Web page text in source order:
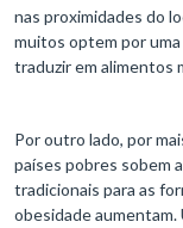
nas proximidades do
muitos optem por uma
traduzir em alimentos
Por outro lado, por
países pobres sobem
tradicionais para as
obesidade aumentam.